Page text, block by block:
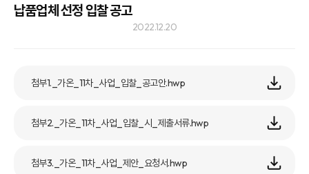
납품업체 선정 입찰 공고
2022.12.20
첨부1._가온_11차_사업_입찰_공고안.hwp
첨부2._가온_11차_사업_입찰_시_제출서류.hwp
첨부3._가온_11차_사업_제안_요청서.hwp